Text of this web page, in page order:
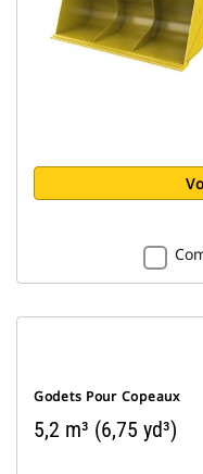
Godets Pour Copeaux
5,2 m³ (6,75 yd³)